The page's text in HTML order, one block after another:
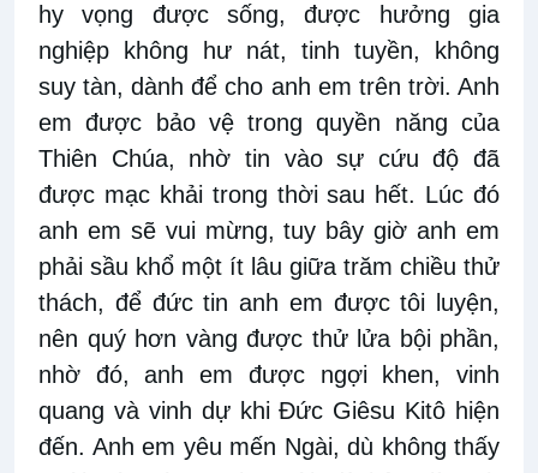
hy vọng được sống, được hưởng gia
nghiệp không hư nát, tinh tuyền, không
suy tàn, dành để cho anh em trên trời. Anh
em được bảo vệ trong quyền năng của
Thiên Chúa, nhờ tin vào sự cứu độ đã
được mạc khải trong thời sau hết. Lúc đó
anh em sẽ vui mừng, tuy bây giờ anh em
phải sầu khổ một ít lâu giữa trăm chiều thử
thách, để đức tin anh em được tôi luyện,
nên quý hơn vàng được thử lửa bội phần,
nhờ đó, anh em được ngợi khen, vinh
quang và vinh dự khi Ðức Giêsu Kitô hiện
đến. Anh em yêu mến Ngài, dù không thấy